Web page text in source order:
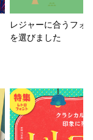
レジャーに合うフォ
を選びました